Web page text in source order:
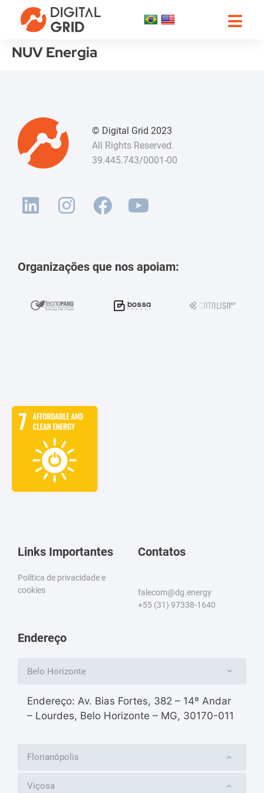
NUV Energia
© Digital Grid 2023
All Rights Reserved.
39.445.743/0001-00
Organizações que nos apoiam:
Links Importantes
Política de privacidade e
cookies
Contatos
falecom@dg.energy
+55 (31) 97338-1640
Endereço
Belo Horizonte
Endereço: Av. Bias Fortes, 382 – 14º Andar
– Lourdes, Belo Horizonte – MG, 30170-011
Florianópolis
Viçosa